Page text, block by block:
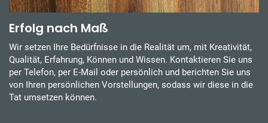
Erfolg nach Maß
Wir setzen Ihre Bedürfnisse in die Realität um, mit Kreativität,
Qualität, Erfahrung, Können und Wissen. Kontaktieren Sie uns
per Telefon, per E-Mail oder persönlich und berichten Sie uns
von Ihren persönlichen Vorstellungen, sodass wir diese in die
Tat umsetzen können.